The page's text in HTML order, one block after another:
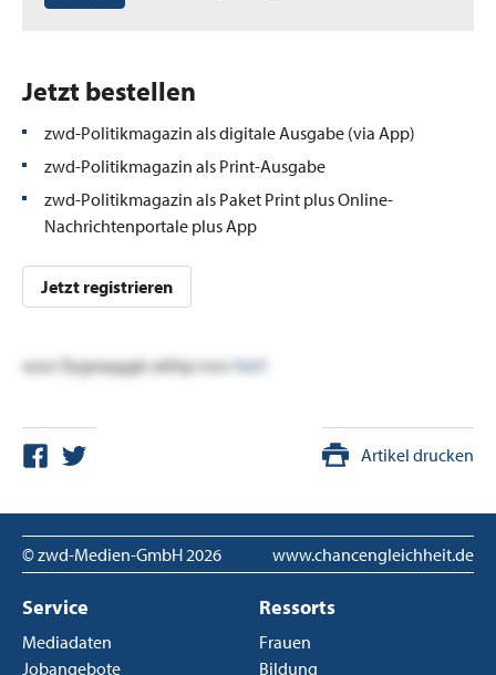
Jetzt bestellen
zwd-Politikmagazin als digitale Ausgabe (via App)
zwd-Politikmagazin als Print-Ausgabe
zwd-Politikmagazin als Paket Print plus Online-
Nachrichtenportale plus App
Jetzt registrieren
wzw Üygeepggb ukllsp nwvhier!
Artikel drucken
© zwd-Medien-GmbH2026 www.chancengleichheit.de
Service
Mediadaten
Jobangebote
Ressorts
Frauen
Bildung